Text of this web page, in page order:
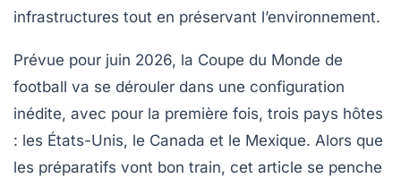
infrastructures tout en préservant l’environnement.
Prévue pour juin 2026, la Coupe du Monde de
football va se dérouler dans une configuration
inédite, avec pour la première fois, trois pays hôtes
: les États-Unis, le Canada et le Mexique. Alors que
les préparatifs vont bon train, cet article se penche